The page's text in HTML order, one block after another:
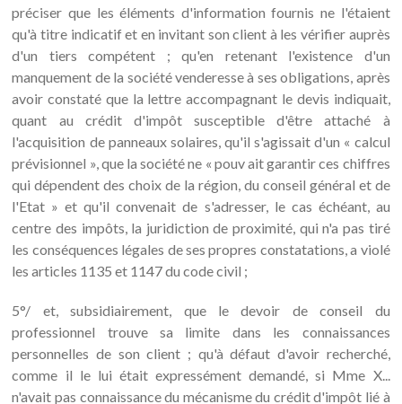
préciser que les éléments d'information fournis ne l'étaient
qu'à titre indicatif et en invitant son client à les vérifier auprès
d'un tiers compétent ; qu'en retenant l'existence d'un
manquement de la société venderesse à ses obligations, après
avoir constaté que la lettre accompagnant le devis indiquait,
quant au crédit d'impôt susceptible d'être attaché à
l'acquisition de panneaux solaires, qu'il s'agissait d'un « calcul
prévisionnel », que la société ne « pouv ait garantir ces chiffres
qui dépendent des choix de la région, du conseil général et de
l'Etat » et qu'il convenait de s'adresser, le cas échéant, au
centre des impôts, la juridiction de proximité, qui n'a pas tiré
les conséquences légales de ses propres constatations, a violé
les articles 1135 et 1147 du code civil ;
5°/ et, subsidiairement, que le devoir de conseil du
professionnel trouve sa limite dans les connaissances
personnelles de son client ; qu'à défaut d'avoir recherché,
comme il le lui était expressément demandé, si Mme X...
n'avait pas connaissance du mécanisme du crédit d'impôt lié à